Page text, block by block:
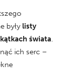
były listy
świata.
ich serc –